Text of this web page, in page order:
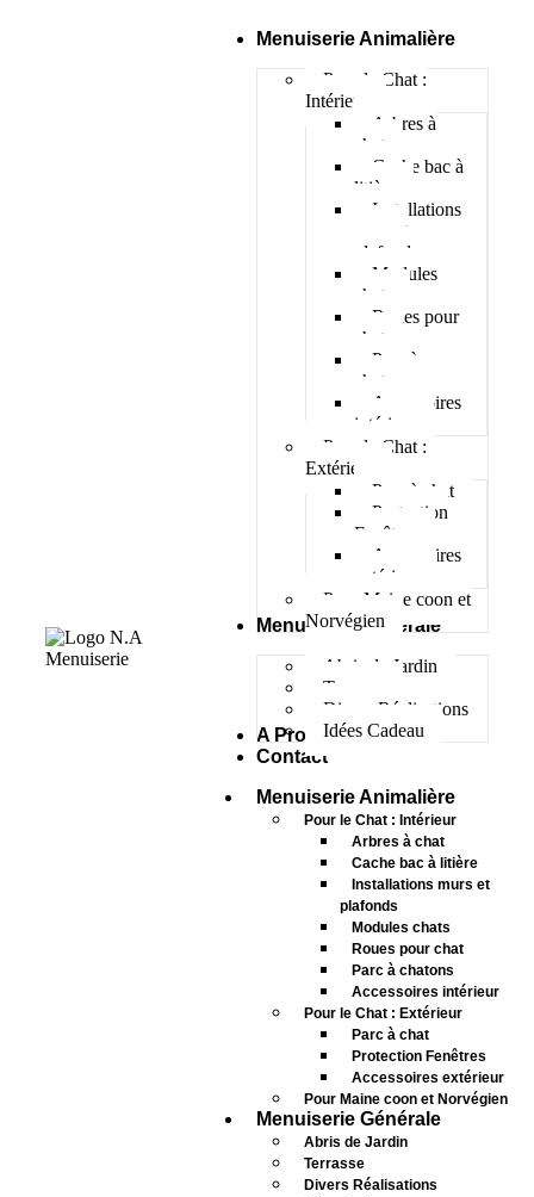
Menuiserie Animalière
Pour le Chat :
Intérieur
Arbres à
chat
Cache bac à
litière
Installations
murs et
plafonds
Modules
chats
Roues pour
chat
Parc à
chatons
Accessoires
intérieur
Pour le Chat :
Extérieur
Parc à chat
Protection
Fenêtres
Accessoires
extérieur
Pour Maine coon et
Norvégien
Menuiserie Générale
Abris de Jardin
Terrasse
Divers Réalisations
Idées Cadeau
A Propos
Contact
Menuiserie Animalière
Pour le Chat : Intérieur
Arbres à chat
Cache bac à litière
Installations murs et
plafonds
Modules chats
Roues pour chat
Parc à chatons
Accessoires intérieur
Pour le Chat : Extérieur
Parc à chat
Protection Fenêtres
Accessoires extérieur
Pour Maine coon et Norvégien
Menuiserie Générale
Abris de Jardin
Terrasse
Divers Réalisations